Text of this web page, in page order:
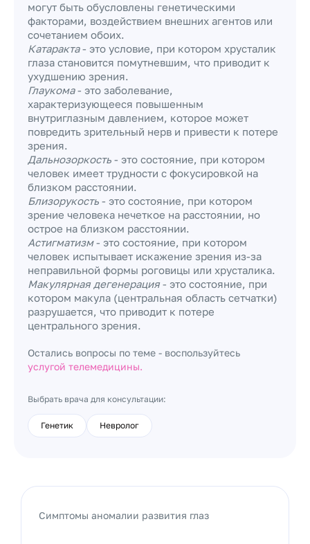
могут быть обусловлены генетическими
факторами, воздействием внешних агентов или
сочетанием обоих.
Катаракта- это условие, при котором хрусталик
глаза становится помутневшим, что приводит к
ухудшению зрения.
Глаукома- это заболевание,
характеризующееся повышенным
внутриглазным давлением, которое может
повредить зрительный нерв и привести к потере
зрения.
Дальнозоркость - это состояние, при котором
человек имеет трудности с фокусировкой на
близком расстоянии.
Близорукость - это состояние, при котором
зрение человека нечеткое на расстоянии, но
острое на близком расстоянии.
Астигматизм- это состояние, при котором
человек испытывает искажение зрения из-за
неправильной формы роговицы или хрусталика.
Макулярная дегенерация- это состояние, при
котором макула (центральная область сетчатки)
разрушается, что приводит к потере
центрального зрения.
Остались вопросы по теме - воспользуйтесь
услугой телемедицины.
Выбрать врача для консультации:
Генетик Невролог
Симптомы аномалии развития глаз